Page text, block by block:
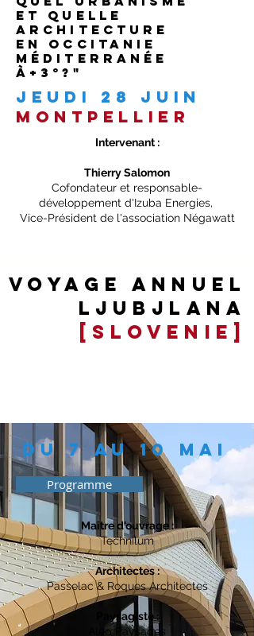
et quelle
ARCHITECTURE
en OCCITANIE
MÉDITERRANÉE
à+3°?"
jeudi 28 juin
montpellier
Intervenant :
Thierry Salomon
Cofondateur et responsable-
développement d'Izuba Energies,
Vice-Président de l'association Négawatt
vOYAGE annuel
LJUBJLANA
[SLOVENIE]
DU 7 AU 10 MAI
Programme
Maître d'ouvrage :
Technilum
Architectes :
Passelac & Roques Architectes
Paysagiste :
Alep Paysages